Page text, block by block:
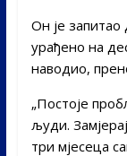
Он је запитао
урађено на
наводио,
„Постоје
људи.
три мјесеца